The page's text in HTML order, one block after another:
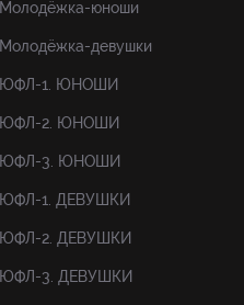
Молодёжка-юноши
Молодёжка-девушки
ЮФЛ-1. ЮНОШИ
ЮФЛ-2. ЮНОШИ
ЮФЛ-3. ЮНОШИ
ЮФЛ-1. ДЕВУШКИ
ЮФЛ-2. ДЕВУШКИ
ЮФЛ-3. ДЕВУШКИ